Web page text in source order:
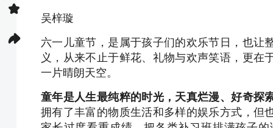
吴梓璇
六一儿童节，是属于孩子们的欢乐节日，也让
义，从来不止于鲜花、礼物与欢声笑语，更
一片晴朗天空。
童年是人生最纯粹的时光，天真烂漫、好奇探
拥有了丰富的物质生活和多样的娱乐方式，但